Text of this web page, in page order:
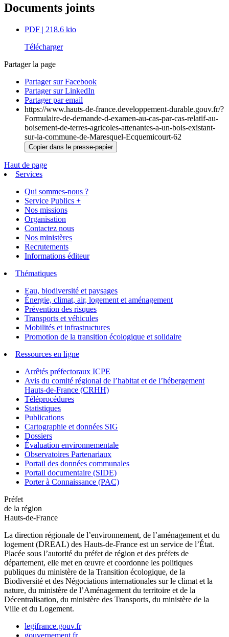
Documents joints
PDF | 218.6 kio
Télécharger
Partager la page
Partager sur Facebook
Partager sur LinkedIn
Partager par email
https://www.hauts-de-france.developpement-durable.gouv.fr/?
Formulaire-de-demande-d-examen-au-cas-par-cas-relatif-au-
boisement-de-terres-agricoles-attenantes-a-un-bois-existant-
sur-la-commune-de-Maresquel-Ecquemicourt-62
Copier dans le presse-papier
Haut de page
Services
Qui sommes-nous ?
Service Publics +
Nos missions
Organisation
Contactez nous
Nos ministères
Recrutements
Informations éditeur
Thématiques
Eau, biodiversité et paysages
Énergie, climat, air, logement et aménagement
Prévention des risques
Transports et véhicules
Mobilités et infrastructures
Promotion de la transition écologique et solidaire
Ressources en ligne
Arrêtés préfectoraux ICPE
Avis du comité régional de l’habitat et de l’hébergement
Hauts-de-France (CRHH)
Téléprocédures
Statistiques
Publications
Cartographie et données SIG
Dossiers
Évaluation environnementale
Observatoires Partenariaux
Portail des données communales
Portail documentaire (SIDE)
Porter à Connaissance (PAC)
Préfet
de la région
Hauts-de-France
La direction régionale de l’environnement, de l’aménagement et du
logement (DREAL) des Hauts-de-France est un service de l’État.
Placée sous l’autorité du préfet de région et des préfets de
département, elle met en œuvre et coordonne les politiques
publiques du ministère de la Transition écologique, de la
Biodiversité et des Négociations internationales sur le climat et la
nature, du ministère de l’Aménagement du territoire et de la
Décentralisation, du ministère des Transports, du ministère de la
Ville et du Logement.
legifrance.gouv.fr
gouvernement.fr